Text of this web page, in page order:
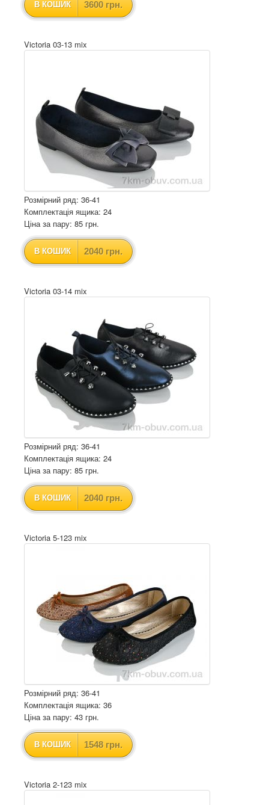
В КОШИК 3600 грн.
Victoria 03-13 mix
Розмірний ряд: 36-41
Комплектація ящика: 24
Ціна за пару: 85 грн.
В КОШИК 2040 грн.
Victoria 03-14 mix
Розмірний ряд: 36-41
Комплектація ящика: 24
Ціна за пару: 85 грн.
В КОШИК 2040 грн.
Victoria 5-123 mix
Розмірний ряд: 36-41
Комплектація ящика: 36
Ціна за пару: 43 грн.
В КОШИК 1548 грн.
Victoria 2-123 mix